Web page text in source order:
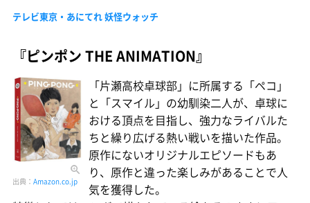
テレビ東京・あにてれ 妖怪ウォッチ
『ピンポン THE ANIMATION』
出典： Amazon.co.jp
「片瀬高校卓球部」に所属する「ペコ」
と「スマイル」の幼馴染二人が、卓球に
おける頂点を目指し、強力なライバルた
ちと繰り広げる熱い戦いを描いた作品。
原作にないオリジナルエピソードもあ
り、原作と違った楽しみがあることで人
気を獲得した。